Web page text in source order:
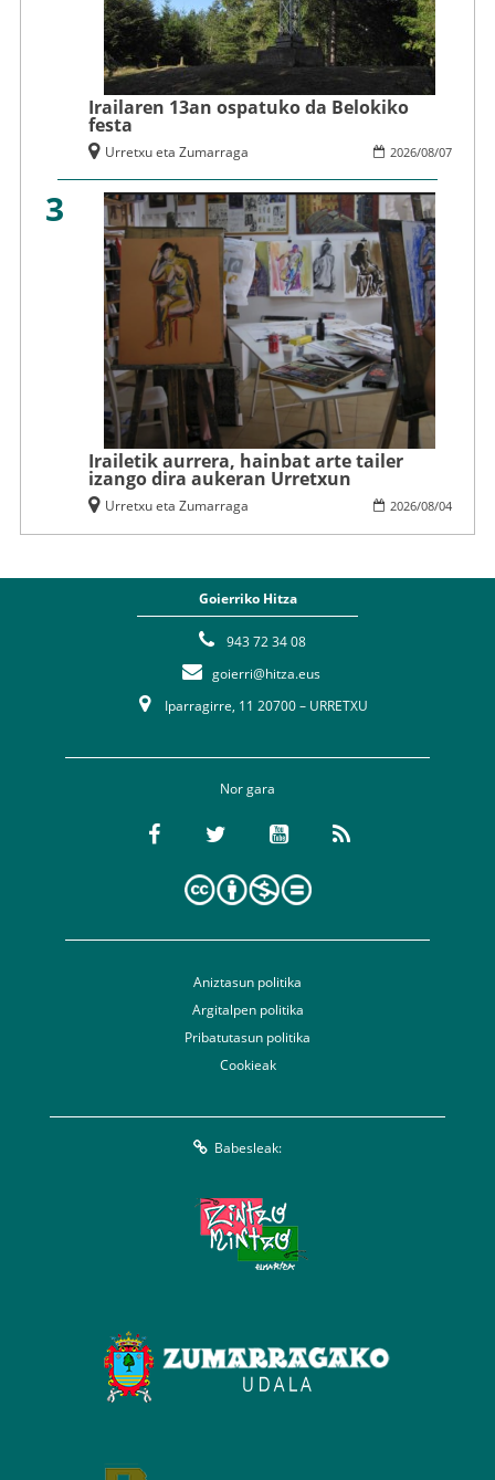
Irailaren 13an ospatuko da Belokiko
festa
2026/08/07
Urretxu eta Zumarraga
3
Irailetik aurrera, hainbat arte tailer
izango dira aukeran Urretxun
2026/08/04
Urretxu eta Zumarraga
Goierriko Hitza
943 72 34 08
goierri@hitza.eus
Iparragirre, 11 20700 – URRETXU
Nor gara
Aniztasun politika
Argitalpen politika
Pribatutasun politika
Cookieak
Babesleak: